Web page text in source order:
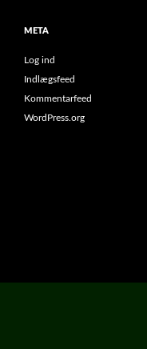
META
Log ind
Indlægsfeed
Kommentarfeed
WordPress.org